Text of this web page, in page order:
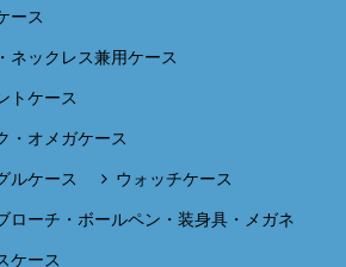
ース
ネックレス兼用ケース
トケース
・オメガケース
ルケース ウォッチケース
ローチ・ボールペン・装身具・メガネ
ケース